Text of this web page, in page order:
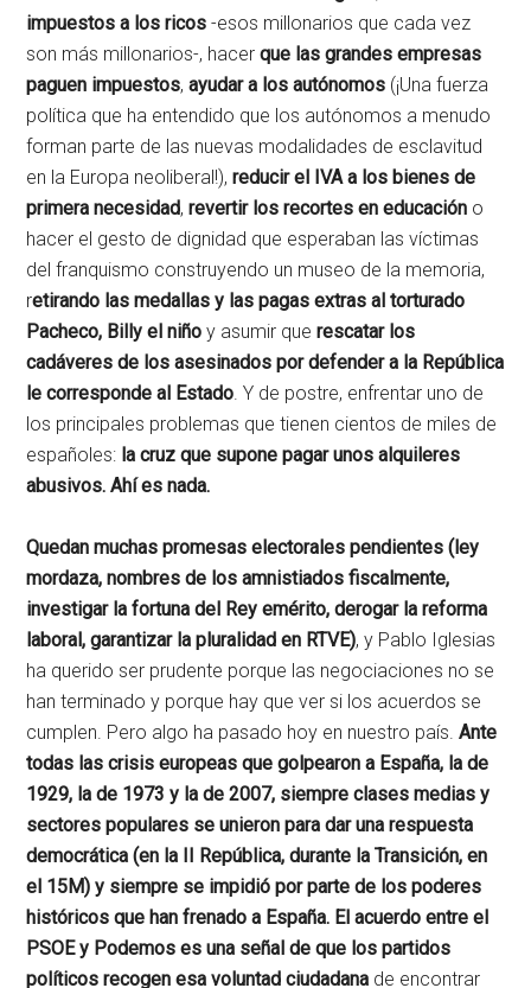
impuestos a los ricos -esos millonarios que cada vez
son más millonarios-, hacerque las grandes empresas
paguen impuestos,ayudar a los autónomos (¡Una fuerza
política que ha entendido que los autónomos a menudo
forman parte de las nuevas modalidades de esclavitud
en la Europa neoliberal!),reducir el IVA a los bienes de
primera necesidad,revertir los recortes en educación o
hacer el gesto de dignidad que esperaban las víctimas
del franquismo construyendo un museo de la memoria,
retirando las medallas y las pagas extras al torturado
Pacheco, Billy el niño y asumir querescatar los
cadáveres de los asesinados por defender a la República
le corresponde al Estado. Y de postre, enfrentar uno de
los principales problemas que tienen cientos de miles de
españoles: la cruz que supone pagar unos alquileres
abusivos. Ahí es nada.
Quedan muchas promesas electorales pendientes (ley
mordaza, nombres de los amnistiados fiscalmente,
investigar la fortuna del Rey emérito, derogar la reforma
laboral, garantizar la pluralidad en RTVE), y Pablo Iglesias
ha querido ser prudente porque las negociaciones no se
han terminado y porque hay que ver si los acuerdos se
cumplen. Pero algo ha pasado hoy en nuestro país.Ante
todas las crisis europeas que golpearon a España, la de
1929, la de 1973 y la de 2007, siempre clases medias y
sectores populares se unieron para dar una respuesta
democrática (en la II República, durante la Transición, en
el 15M) y siempre se impidió por parte de los poderes
históricos que han frenado a España. El acuerdo entre el
PSOE y Podemos es una señal de que los partidos
políticos recogen esa voluntad ciudadana de encontrar